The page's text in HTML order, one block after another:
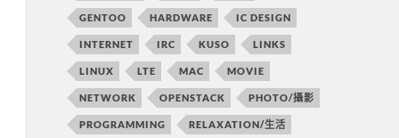
GENTOO HARDWARE IC DESIGN
INTERNET IRC KUSO LINKS
LINUX LTE MAC MOVIE
NETWORK OPENSTACK PHOTO/攝影
PROGRAMMING RELAXATION/生活